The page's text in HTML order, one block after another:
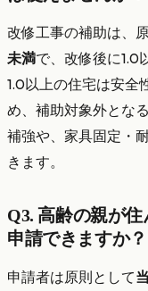
改修工事の補助は、
未満で、改修後に1.0
1.0以上の住宅は安全
め、補助対象外とな
補強や、家具固定・
きます。
Q3. 高齢の親が
申請できますか？
申請者は原則として